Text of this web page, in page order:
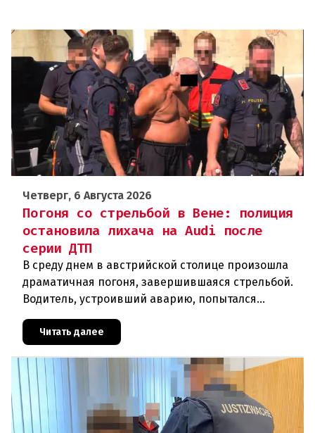
Четверг, 6 Августа 2026
Погоня со стрельбой в Вене: полиция
остановила лихача на Audi после
серии ДТП
В среду днем в австрийской столице произошла
драматичная погоня, завершившаяся стрельбой.
Водитель, устроивший аварию, попытался
скрыться от полиции, спровоцировав несколько
новых столкновений.Что слу
Читать далее